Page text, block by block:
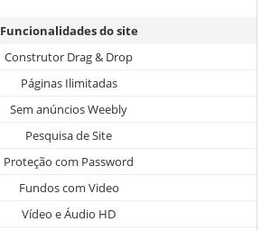
Funcionalidades do site
Construtor Drag & Drop
Páginas Ilimitadas
Sem anúncios Weebly
Pesquisa de Site
Proteção com Password
Fundos com Video
Vídeo e Áudio HD